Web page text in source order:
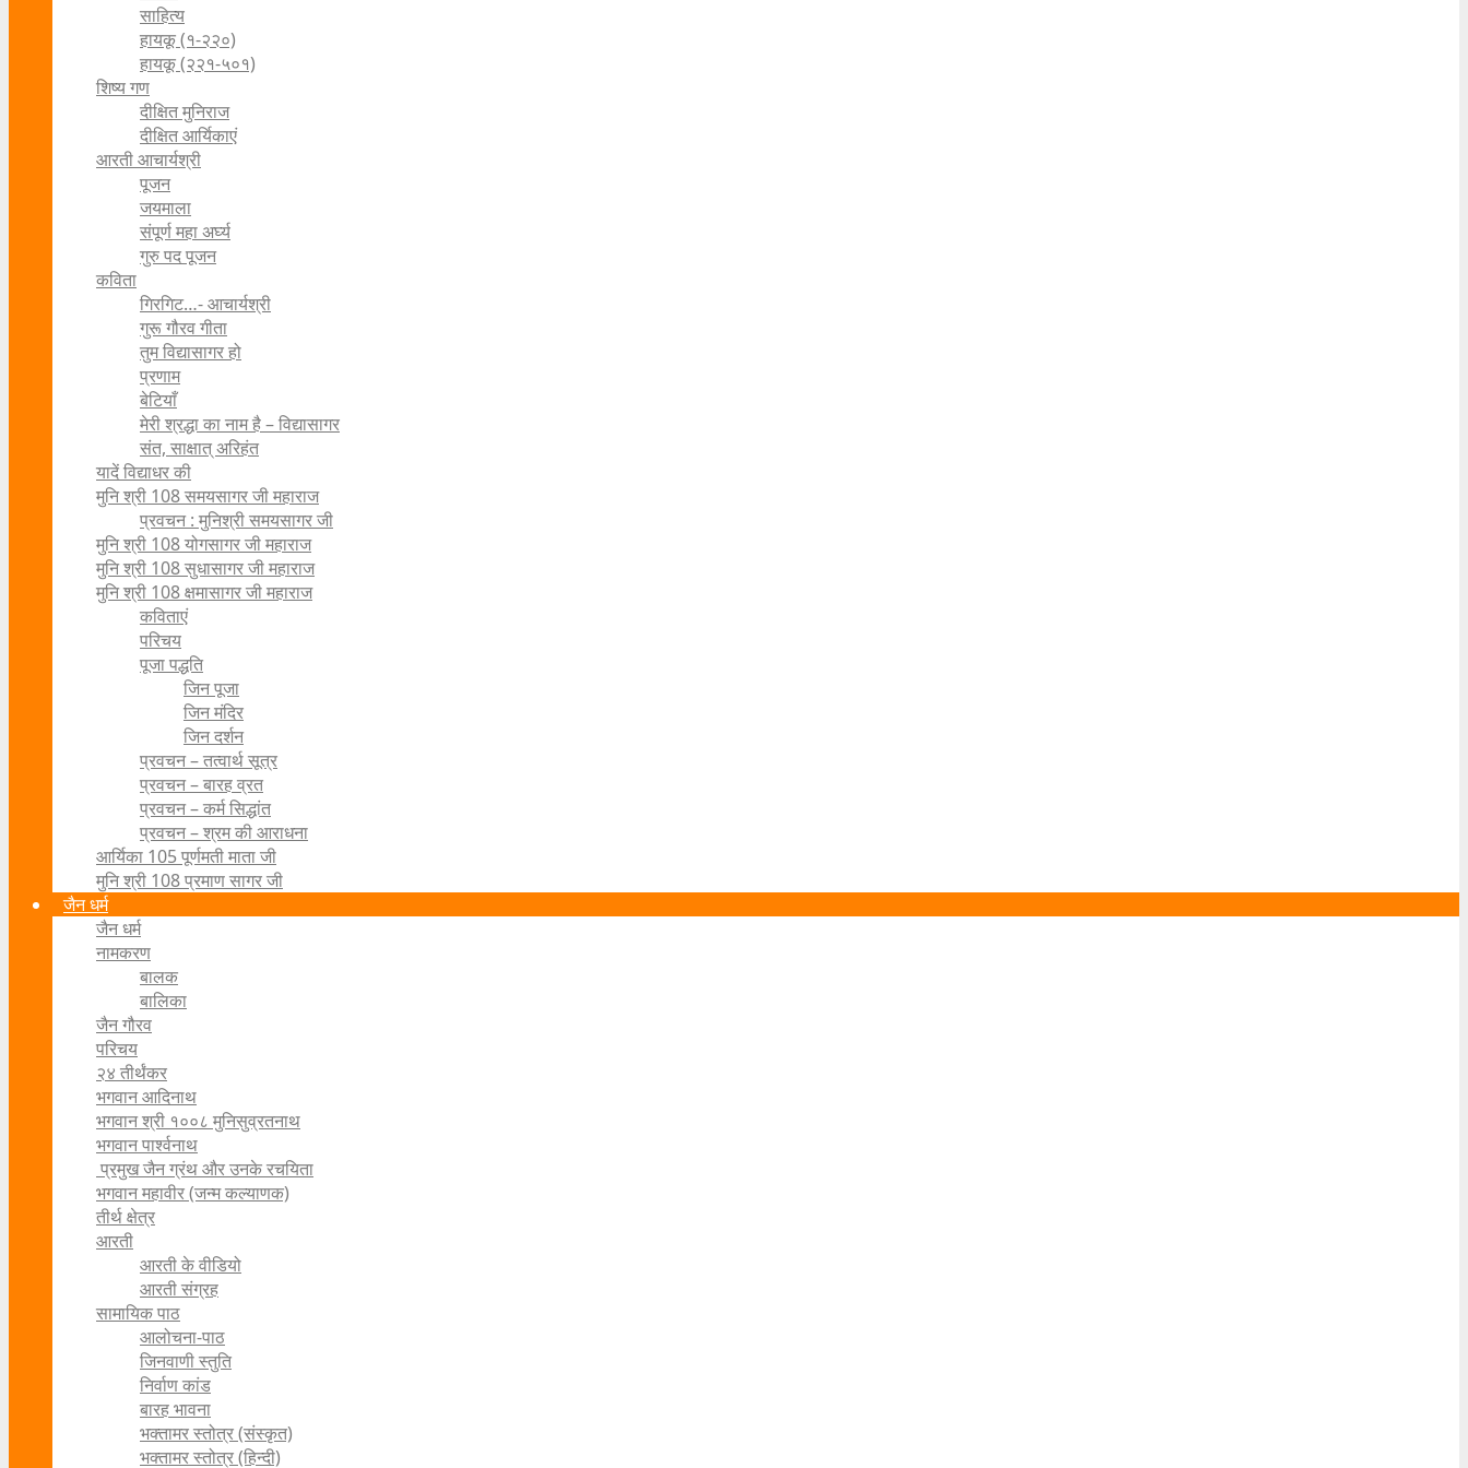
साहित्य
हायकू (१‍-२२०)
हायकू (२२१-५०१)
शिष्य गण
दीक्षित मुनिराज
दीक्षित आर्यिकाएं
आरती आचार्यश्री
पूजन
जयमाला
संपूर्ण महा अर्घ्य
गुरु पद पूजन
कविता
गिरगिट…- आचार्यश्री
गुरू गौरव गीता
तुम विद्यासागर हो
प्रणाम
बेटियाँ
मेरी श्रद्धा का नाम है – विद्यासागर
संत, साक्षात् अरिहंत
यादें विद्याधर की
मुनि श्री 108 समयसागर जी महाराज
प्रवचन : मुनिश्री समयसागर जी
मुनि श्री 108 योगसागर जी महाराज
मुनि श्री 108 सुधासागर जी महाराज
मुनि श्री 108 क्षमासागर जी महाराज
कविताएं
परिचय
पूजा पद्धति
जिन पूजा
जिन मंदिर
जिन दर्शन
प्रवचन – तत्वार्थ सूत्र
प्रवचन – बारह व्रत
प्रवचन – कर्म सिद्धांत
प्रवचन – श्रम की आराधना
आर्यिका 105 पूर्णमती माता जी
मुनि श्री 108 प्रमाण सागर जी
जैन धर्म
जैन धर्म
नामकरण
बालक
बालिका
जैन गौरव
परिचय
२४ तीर्थंकर
भगवान आदिनाथ
भगवान श्री १००८ मुनिसुव्रतनाथ
भगवान पार्श्वनाथ
प्रमुख जैन ग्रंथ और उनके रचयिता
भगवान महावीर (जन्म कल्याणक)
तीर्थ क्षेत्र
आरती
आरती के वीडियो
आरती संग्रह
सामायिक पाठ
आलोचना-पाठ
जिनवाणी स्तुति
निर्वाण कांड
बारह भावना
भक्तामर स्तोत्र (संस्कृत)
भक्तामर स्तोत्र (हिन्दी)